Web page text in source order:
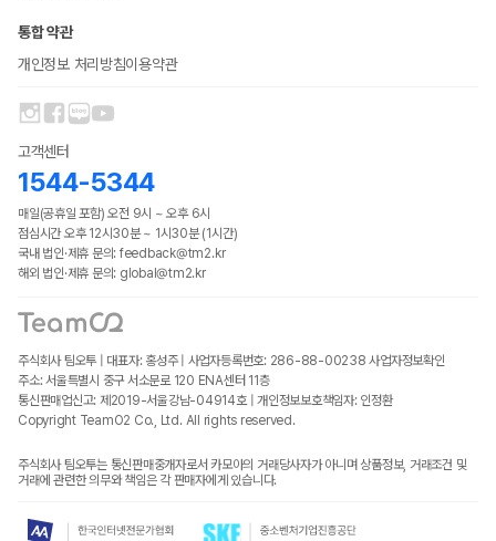
통합 약관
개인정보 처리방침이용약관
고객센터
1544-5344
매일(공휴일 포함) 오전 9시 ~ 오후 6시
점심시간 오후 12시30분 ~ 1시30분 (1시간)
국내 법인·제휴 문의: feedback@tm2.kr
해외 법인·제휴 문의: global@tm2.kr
주식회사 팀오투 | 대표자: 홍성주 | 사업자등록번호: 286-88-00238 사업자정보확인
주소: 서울특별시 중구 서소문로 120 ENA센터 11층
통신판매업신고: 제2019-서울강남-04914호 | 개인정보보호책임자: 인정환
Copyright TeamO2 Co., Ltd. All rights reserved.
주식회사 팀오투는 통신판매중개자로서 카모아의 거래당사자가 아니며 상품정보, 거래조건 및
거래에 관련한 의무와 책임은 각 판매자에게 있습니다.